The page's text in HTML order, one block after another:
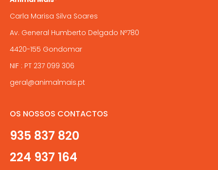
Carla Marisa Silva Soares
Av. General Humberto Delgado Nº780
4420-155 Gondomar
NIF : PT 237 099 306
geral@animalmais.pt
OS NOSSOS CONTACTOS
935 837 820
224 937 164